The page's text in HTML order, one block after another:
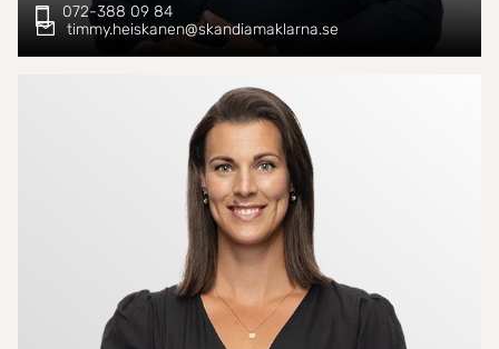
072-388 09 84
timmy.heiskanen@skandiamaklarna.se